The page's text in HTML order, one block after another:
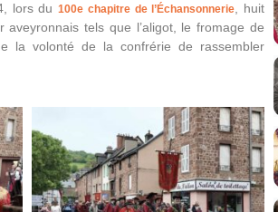
lors du100e chapitre de l’Échansonnerie, huit
tels que l’aligot, le fromage de
la volonté de la confrérie de rassembler